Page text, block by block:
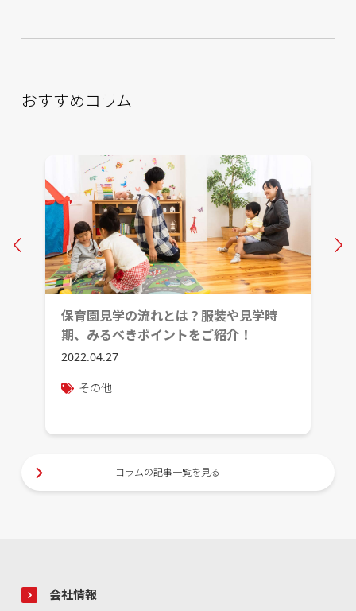
おすすめコラム
保育園見学の流れとは？服装や見学時
期、みるべきポイントをご紹介！
2022.04.27
その他
コラムの記事一覧を見る
会社情報